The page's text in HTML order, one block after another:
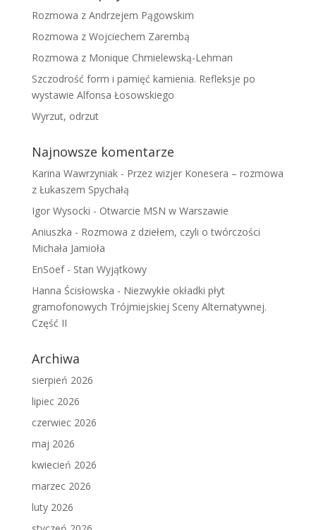
Rozmowa z Andrzejem Pągowskim
Rozmowa z Wojciechem Zarembą
Rozmowa z Monique Chmielewską-Lehman
Szczodrość form i pamięć kamienia. Refleksje po
wystawie Alfonsa Łosowskiego
Wyrzut, odrzut
Najnowsze komentarze
Karina Wawrzyniak- Przez wizjer Konesera – rozmowa
z Łukaszem Spychałą
Igor Wysocki - Otwarcie MSN w Warszawie
Aniuszka - Rozmowa z dziełem, czyli o twórczości
Michała Jamioła
EnSoef- Stan Wyjątkowy
Hanna Ścisłowska - Niezwykłe okładki płyt
gramofonowych Trójmiejskiej Sceny Alternatywnej.
Część II
Archiwa
sierpień 2026
lipiec 2026
czerwiec 2026
maj 2026
kwiecień 2026
marzec 2026
luty 2026